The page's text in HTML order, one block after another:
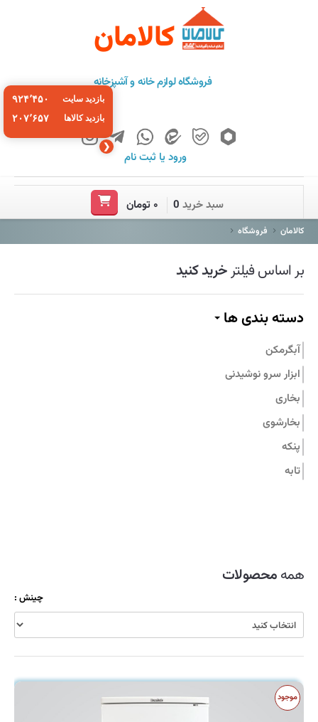
کالامان
فروشگاه لوازم خانه و آشپزخانه
ورودیا ثبت نام
فروشگاه
باشگاه مشتریان
درباره ما
سبد خرید 0 ۰ تومان
کالامان فروشگاه
بر اساس فیلترخرید کنید
دسته بندی ها
آبگرمکن
ابزار سرو نوشیدنی
بخاری
بخارشوی
پنکه
تابه
ظروف نگهدارنده
قابلمه
کولر
کارواش
همهمحصولات
چینش :
موجود
❮
بازدید سایت ۹۲۴٬۴۵۰
بازدید کالاها ۲۰۷٬۶۵۷